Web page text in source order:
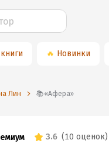
🔥 Новинки
Лин 📚«Афера»
3.6 (10 оценок)